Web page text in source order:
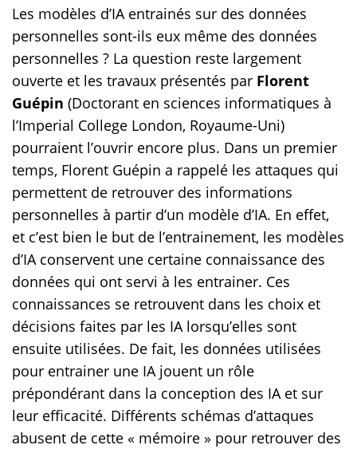
Les modèles d’IA entrainés sur des données
personnelles sont-ils eux même des données
personnelles ? La question reste largement
ouverte et les travaux présentés par Florent
Guépin (Doctorant en sciences informatiques à
l’Imperial College London, Royaume-Uni)
pourraient l’ouvrir encore plus. Dans un premier
temps, Florent Guépin a rappelé les attaques qui
permettent de retrouver des informations
personnelles à partir d’un modèle d’IA. En effet,
et c’est bien le but de l’entrainement, les modèles
d’IA conservent une certaine connaissance des
données qui ont servi à les entrainer. Ces
connaissances se retrouvent dans les choix et
décisions faites par les IA lorsqu’elles sont
ensuite utilisées. De fait, les données utilisées
pour entrainer une IA jouent un rôle
prépondérant dans la conception des IA et sur
leur efficacité. Différents schémas d’attaques
abusent de cette « mémoire » pour retrouver des